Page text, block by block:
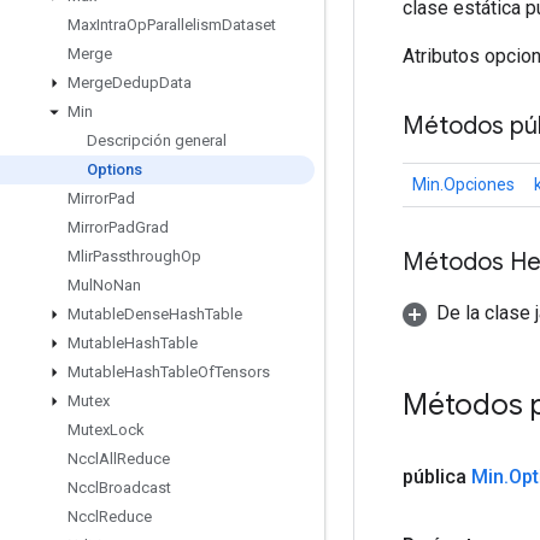
MaxIntraOpParallelismDataset
Merge
MergeDedupData
Min
Descripción general
Options
MirrorPad
MirrorPadGrad
MlirPassthroughOp
Mul NoNan
MutableDenseHashTable
MutableHashTable
MutableHashTableOfTensors
Mutex
MutexLock
Nccl All Reduce
Nccl Broadcast
Nccl Reduce
clase estática
Atributos
Métodos
Min.Opciones
Métodos
De la clase
Métodos
pública Min.